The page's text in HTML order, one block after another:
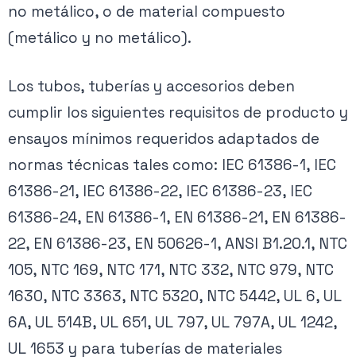
no metálico, o de material compuesto
(metálico y no metálico).
Los tubos, tuberías y accesorios deben
cumplir los siguientes requisitos de producto y
ensayos mínimos requeridos adaptados de
normas técnicas tales como: IEC 61386-1, IEC
61386-21, IEC 61386-22, IEC 61386-23, IEC
61386-24, EN 61386-1, EN 61386-21, EN 61386-
22, EN 61386-23, EN 50626-1, ANSI B1.20.1, NTC
105, NTC 169, NTC 171, NTC 332, NTC 979, NTC
1630, NTC 3363, NTC 5320, NTC 5442, UL 6, UL
6A, UL 514B, UL 651, UL 797, UL 797A, UL 1242,
UL 1653 y para tuberías de materiales